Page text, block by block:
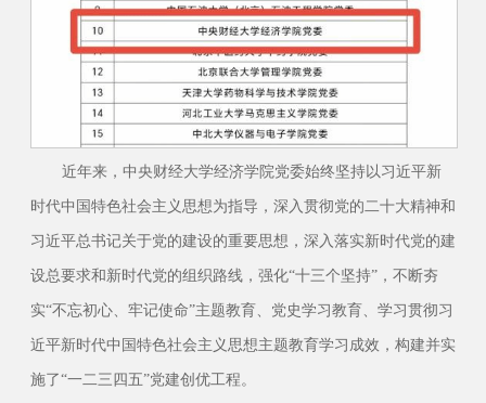
近年来，中央财经大学经济学院党委始终坚持以习近平新
时代中国特色社会主义思想为指导，深入贯彻党的二十大精神和
习近平总书记关于党的建设的重要思想，深入落实新时代党的建
设总要求和新时代党的组织路线，强化“十三个坚持”，不断夯
实“不忘初心、牢记使命”主题教育、党史学习教育、学习贯彻习
近平新时代中国特色社会主义思想主题教育学习成效，构建并实
施了“一二三四五”党建创优工程。